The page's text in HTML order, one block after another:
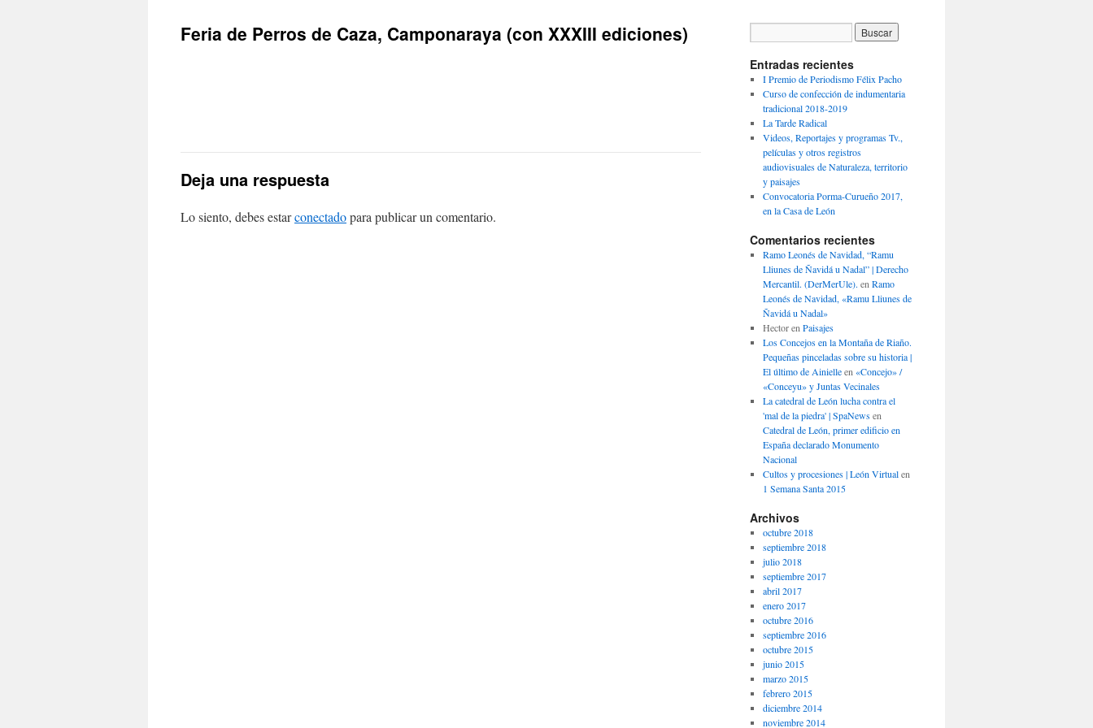
Feria de Perros de Caza, Camponaraya (con XXXIII ediciones)
Deja una respuesta
Lo siento, debes estarconectadopara publicar un comentario.
Entradas recientes
I Premio de Periodismo Félix Pacho
Curso de confección de indumentaria
tradicional 2018-2019
La Tarde Radical
Videos, Reportajes y programas Tv.,
películas y otros registros
audiovisuales de Naturaleza, territorio
y paisajes
Convocatoria Porma-Curueño 2017,
en la Casa de León
Comentarios recientes
Ramo Leonés de Navidad, “Ramu
Lliunes de Ñavidá u Nadal” | Derecho
Mercantil. (DerMerUle). en Ramo
Leonés de Navidad, «Ramu Lliunes de
Ñavidá u Nadal»
Hectoren Paisajes
Los Concejos en la Montaña de Riaño.
Pequeñas pinceladas sobre su historia |
El último de Ainielleen «Concejo» /
«Conceyu» y Juntas Vecinales
La catedral de León lucha contra el
'mal de la piedra' | SpaNewsen
Catedral de León, primer edificio en
España declarado Monumento
Nacional
Cultos y procesiones | León Virtualen
1 Semana Santa 2015
Archivos
octubre 2018
septiembre 2018
julio 2018
septiembre 2017
abril 2017
enero 2017
octubre 2016
septiembre 2016
octubre 2015
junio 2015
marzo 2015
febrero 2015
diciembre 2014
noviembre 2014